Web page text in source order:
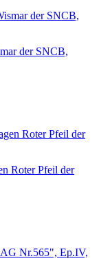
der SNCB,
Roter Pfeil der